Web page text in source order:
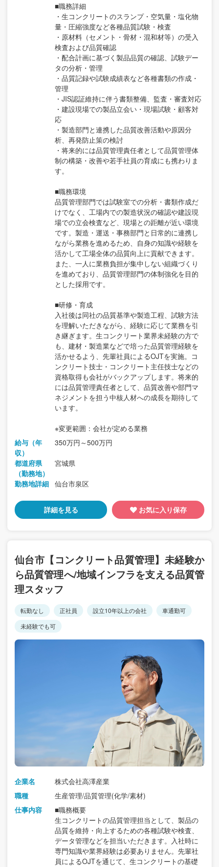
■職務詳細
・生コンクリートのスランプ・空気量・塩化物
量・圧縮強度など各種品質試験・検査
・原材料（セメント・骨材・混和材等）の受入
検査および品質確認
・配合計画に基づく製品品質の確認、試験デー
タの分析・管理
・品質記録や試験成績表など各種書類の作成・
管理
・JIS認証維持に伴う書類整備、監査・審査対応
・建設現場での製品立会い・現場試験・顧客対
応
・製造部門と連携した品質改善活動や原因分
析、再発防止策の検討
・将来的には品質管理責任者として品質管理体
制の構築・改善や若手社員の育成にも携わりま
す。
■職務環境
品質管理部門では試験室での分析・書類作成だ
けでなく、工場内での製造状況の確認や建設現
場での立会検査など、現場との距離が近い環境
です。製造・運送・事務部門と日常的に連携し
ながら業務を進めるため、自身の知識や経験を
活かして工場全体の品質向上に貢献できます。
また、一人に業務負担が集中しない組織づくり
を進めており、品質管理部門の体制強化を目的
とした採用です。
■研修・育成
入社後は同社の品質基準や製造工程、試験方法
を理解いただきながら、経験に応じて業務を引
き継ぎます。生コンクリート業界未経験の方で
も、建材・製造業などで培った品質管理経験を
活かせるよう、先輩社員によるOJTを実施。コ
ンクリート技士・コンクリート主任技士などの
資格取得も会社がバックアップします。将来的
には品質管理責任者として、品質改善や部門マ
ネジメントを担う中核人材への成長を期待して
います。
※変更範囲：会社が定める業務
給与（年
収）
350万円～500万円
都道府県
（勤務地）
宮城県
勤務地詳細 仙台市泉区
詳細を見る お気に入り保存
仙台市【コンクリート品質管理】未経験か
ら品質管理へ/地域インフラを支える品質管
理スタッフ
転勤なし 正社員 設立10年以上の会社
車通勤可
未経験でも可
企業名
株式会社高澤産業
職種
生産管理/品質管理(化学/素材)
仕事内容
■職務概要
生コンクリートの品質管理担当として、製品の
品質を維持・向上するための各種試験や検査、
データ管理などを担当いただきます。入社時に
専門知識や業界経験は必要ありません。先輩社
員によるOJTを通じて、生コンクリートの基礎